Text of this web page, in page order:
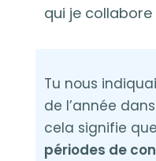
qui je
Tu nous
de l’année
cela signifie
périodes de